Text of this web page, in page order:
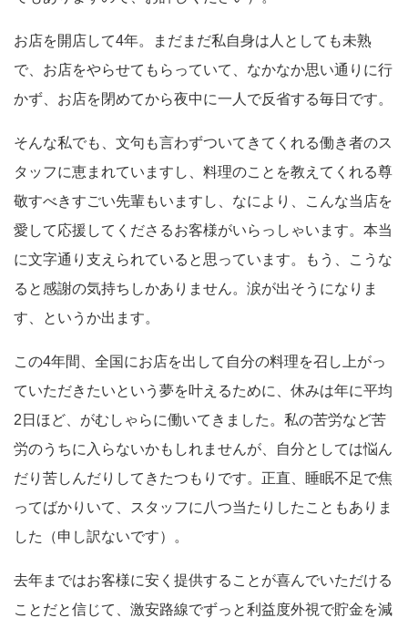
お店を開店して4年。まだまだ私自身は人としても未熟
で、お店をやらせてもらっていて、なかなか思い通りに行
かず、お店を閉めてから夜中に一人で反省する毎日です。
そんな私でも、文句も言わずついてきてくれる働き者のス
タッフに恵まれていますし、料理のことを教えてくれる尊
敬すべきすごい先輩もいますし、なにより、こんな当店を
愛して応援してくださるお客様がいらっしゃいます。本当
に文字通り支えられていると思っています。もう、こうな
ると感謝の気持ちしかありません。涙が出そうになりま
す、というか出ます。
この4年間、全国にお店を出して自分の料理を召し上がっ
ていただきたいという夢を叶えるために、休みは年に平均
2日ほど、がむしゃらに働いてきました。私の苦労など苦
労のうちに入らないかもしれませんが、自分としては悩ん
だり苦しんだりしてきたつもりです。正直、睡眠不足で焦
ってばかりいて、スタッフに八つ当たりしたこともありま
した（申し訳ないです）。
去年まではお客様に安く提供することが喜んでいただける
ことだと信じて、激安路線でずっと利益度外視で貯金を減